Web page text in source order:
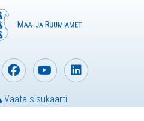
Vaata sisukaarti